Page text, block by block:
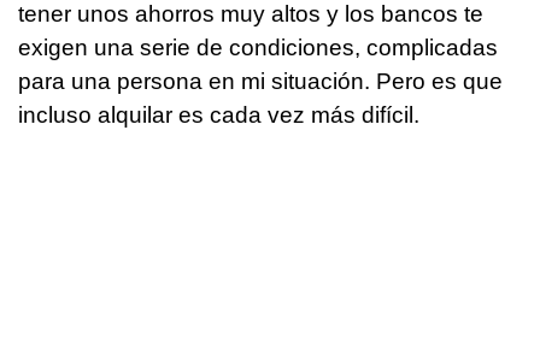
tener unos ahorros muy altos y los bancos te
exigen una serie de condiciones, complicadas
para una persona en mi situación. Pero es que
incluso alquilar es cada vez más difícil.